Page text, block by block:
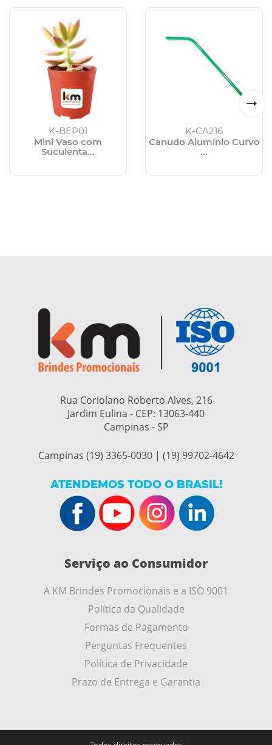
K-BEP01
Mini Vaso com
Suculenta...
K-CA216
Canudo Alumínio Curvo
...
Rua Coriolano Roberto Alves, 216
Jardim Eulina - CEP: 13063-440
Campinas - SP
Campinas (19) 3365-0030 | (19) 99702-4642
ATENDEMOS TODO O BRASIL!
Serviço ao Consumidor
A KM Brindes Promocionais e a ISO 9001
Política da Qualidade
Formas de Pagamento
Perguntas Frequentes
Política de Privacidade
Prazo de Entrega e Garantia